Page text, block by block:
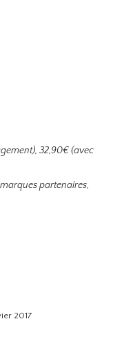
32,90€ (avec
partenaires,
2017